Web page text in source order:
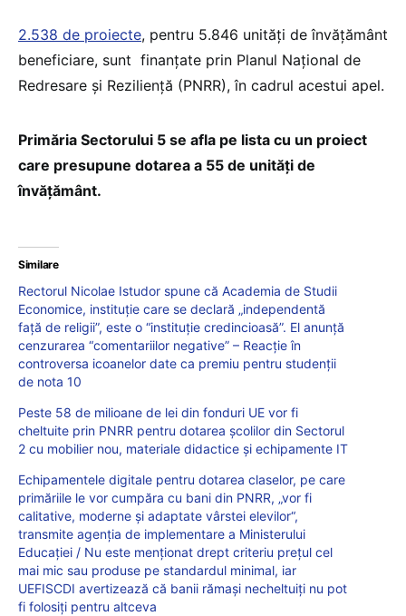
2.538 de proiecte, pentru 5.846 unități de învățământ
beneficiare, sunt finanțate prin Planul Național de
Redresare și Reziliență (PNRR), în cadrul acestui apel.
Primăria Sectorului 5 se afla pe lista cu un proiect
care presupune dotarea a 55 de unități de
învățământ.
Similare
Rectorul Nicolae Istudor spune că Academia de Studii
Economice, instituție care se declară „independentă
față de religii”, este o “instituție credincioasă”. El anunță
cenzurarea “comentariilor negative” – Reacție în
controversa icoanelor date ca premiu pentru studenții
de nota 10
Peste 58 de milioane de lei din fonduri UE vor fi
cheltuite prin PNRR pentru dotarea școlilor din Sectorul
2 cu mobilier nou, materiale didactice și echipamente IT
Echipamentele digitale pentru dotarea claselor, pe care
primăriile le vor cumpăra cu bani din PNRR, „vor fi
calitative, moderne și adaptate vârstei elevilor“,
transmite agenția de implementare a Ministerului
Educației / Nu este menționat drept criteriu prețul cel
mai mic sau produse pe standardul minimal, iar
UEFISCDI avertizează că banii rămași necheltuiți nu pot
fi folosiți pentru altceva